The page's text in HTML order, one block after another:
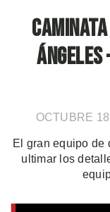
Ángeles
OCTUBRE
El gran equipo de
ultimar los